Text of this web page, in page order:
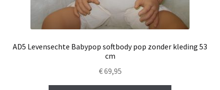
AD5 Levensechte Babypop softbody pop zonder kleding 53
cm
€69,95